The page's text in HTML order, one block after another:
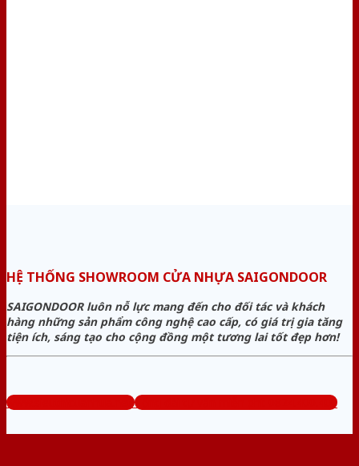
HỆ THỐNG SHOWROOM CỬA NHỰA SAIGONDOOR
SAIGONDOOR luôn nỗ lực mang đến cho đối tác và khách
hàng những sản phẩm công nghệ cao cấp, có giá trị gia tăng
tiện ích, sáng tạo cho cộng đồng một tương lai tốt đẹp hơn!
www.sieuthicuanhua.net Tổng đài tư vấn miễn phí: 0824.400.400